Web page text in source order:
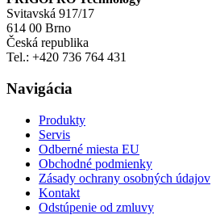
Svitavská 917/17
614 00 Brno
Česká republika
Tel.: +420 736 764 431
Navigácia
Produkty
Servis
Odberné miesta EU
Obchodné podmienky
Zásady ochrany osobných údajov
Kontakt
Odstúpenie od zmluvy